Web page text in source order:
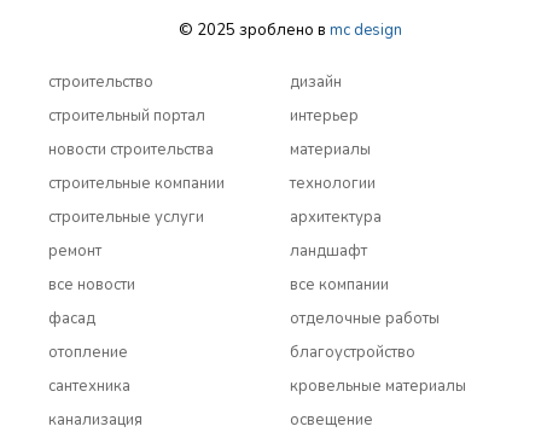
© 2025 зроблено в mc design
строительство
строительный портал
новости строительства
строительные компании
строительные услуги
ремонт
все новости
дизайн
интерьер
материалы
технологии
архитектура
ландшафт
все компании
фасад
отопление
сантехника
канализация
отделочные работы
благоустройство
кровельные материалы
освещение